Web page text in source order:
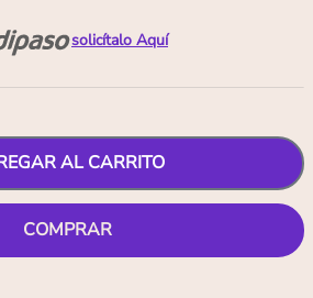
solicítalo Aquí
AL CARRITO
COMPRAR